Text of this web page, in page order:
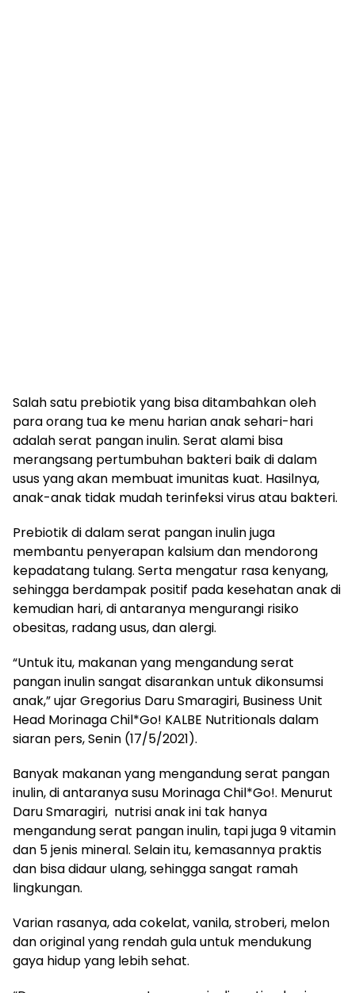
Salah satu prebiotik yang bisa ditambahkan oleh
para orang tua ke menu harian anak sehari-hari
adalah serat pangan inulin. Serat alami bisa
merangsang pertumbuhan bakteri baik di dalam
usus yang akan membuat imunitas kuat. Hasilnya,
anak-anak tidak mudah terinfeksi virus atau bakteri.
Prebiotik di dalam serat pangan inulin juga
membantu penyerapan kalsium dan mendorong
kepadatang tulang. Serta mengatur rasa kenyang,
sehingga berdampak positif pada kesehatan anak di
kemudian hari, di antaranya mengurangi risiko
obesitas, radang usus, dan alergi.
“Untuk itu, makanan yang mengandung serat
pangan inulin sangat disarankan untuk dikonsumsi
anak,” ujar Gregorius Daru Smaragiri, Business Unit
Head Morinaga Chil*Go! KALBE Nutritionals dalam
siaran pers, Senin (17/5/2021).
Banyak makanan yang mengandung serat pangan
inulin, di antaranya susu Morinaga Chil*Go!. Menurut
Daru Smaragiri, nutrisi anak ini tak hanya
mengandung serat pangan inulin, tapi juga 9 vitamin
dan 5 jenis mineral. Selain itu, kemasannya praktis
dan bisa didaur ulang, sehingga sangat ramah
lingkungan.
Varian rasanya, ada cokelat, vanila, stroberi, melon
dan original yang rendah gula untuk mendukung
gaya hidup yang lebih sehat.